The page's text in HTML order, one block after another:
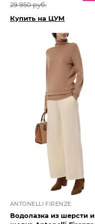
29 950 руб.
Купить на ЦУМ
ANTONELLI FIRENZE
Водолазка из шерсти и